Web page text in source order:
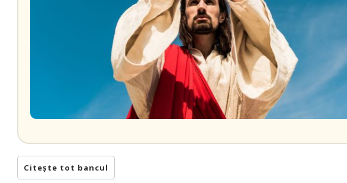
Citește tot bancul